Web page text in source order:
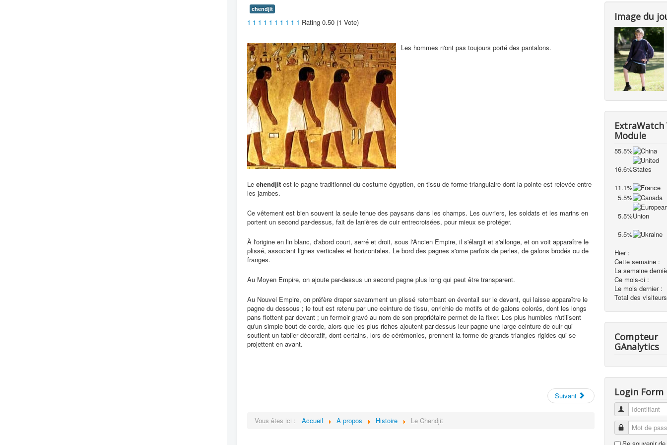
chendjit
1 1 1 1 1 1 1 1 1 1 Rating 0.50 (1 Vote)
Les hommes n'ont pas toujours porté des pantalons.
Le chendjit est le pagne traditionnel du costume égyptien, en tissu de forme triangulaire dont la pointe est relevée entre
les jambes.
Ce vêtement est bien souvent la seule tenue des paysans dans les champs. Les ouvriers, les soldats et les marins en
portent un second par-dessus, fait de lanières de cuir entrecroisées, pour mieux se protéger.
À l'origine en lin blanc, d'abord court, serré et droit, sous l'Ancien Empire, il s'élargit et s'allonge, et on voit apparaître le
plissé, associant lignes verticales et horizontales. Le bord des pagnes s'orne parfois de perles, de galons brodés ou de
franges.
Au Moyen Empire, on ajoute par-dessus un second pagne plus long qui peut être transparent.
Au Nouvel Empire, on préfère draper savamment un plissé retombant en éventail sur le devant, qui laisse apparaître le
pagne du dessous ; le tout est retenu par une ceinture de tissu, enrichie de motifs et de galons colorés, dont les longs
pans flottent par devant ; un fermoir gravé au nom de son propriétaire permet de la fixer. Les plus humbles n'utilisent
qu'un simple bout de corde, alors que les plus riches ajoutent par-dessus leur pagne une large ceinture de cuir qui
soutient un tablier décoratif, dont certains, lors de cérémonies, prennent la forme de grands triangles rigides qui se
projettent en avant.
Suivant
Vous êtes ici : Accueil A propos Histoire Le Chendjit
Image du
Module
55.5%
16.6%
11.1%
5.5%
5.5%
5.5%
Hier :
Cette semaine :
La semaine
Ce mois-ci :
Le mois dernier :
Total des
Compteur
GAnalytics
Login Form
Identifiant
Mot de passe